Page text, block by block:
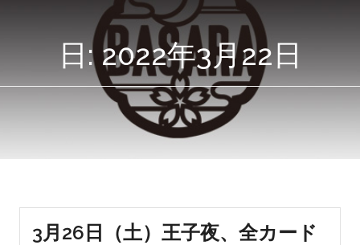
日: 2022年3月22日
3月26日（土）王子夜、全カード